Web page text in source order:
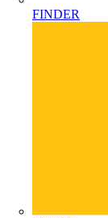
FINDER